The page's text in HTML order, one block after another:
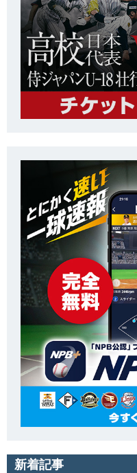
新着記事